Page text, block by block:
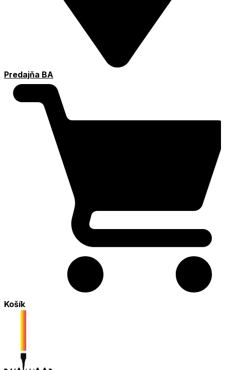
Predajňa BA
Košík